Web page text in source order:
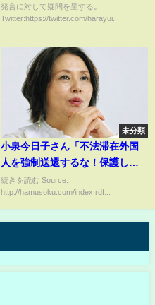
年7月7日)(ツイキャス)
発言に対して疑問を呈する。
Twitter:https://twitter.com/harayui...
未分類
小泉今日子さん「不法滞在外国
人を強制送還するな！保護し
ろ！！！」
続きを読む Source:
http://hamusoku.com/index.rdf...